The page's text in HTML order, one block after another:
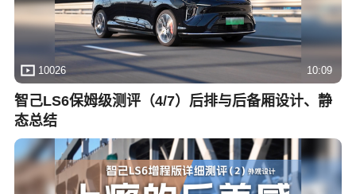
10026 10:09
智己LS6保姆级测评（4/7）后排与后备厢设计、静
态总结